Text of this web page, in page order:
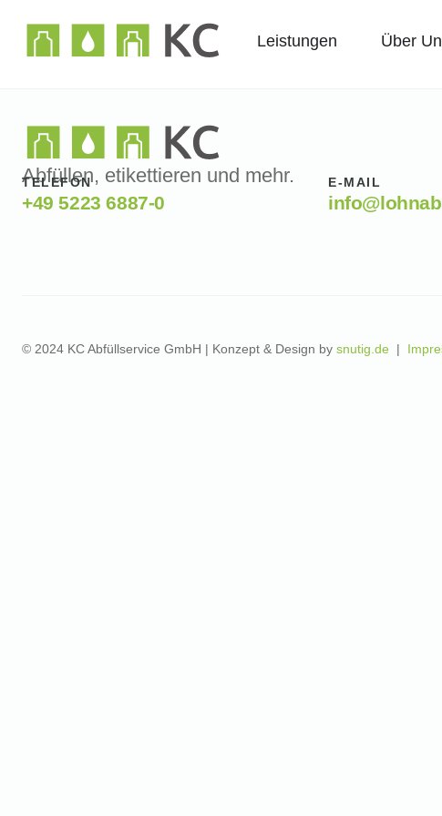
Leistungen Über
Abfüllen, etikettieren und mehr.
TELEFON
+49 5223 6887-0
E-MAIL
© 2024 KC Abfüllservice GmbH | Konzept & Design by snutig.de |